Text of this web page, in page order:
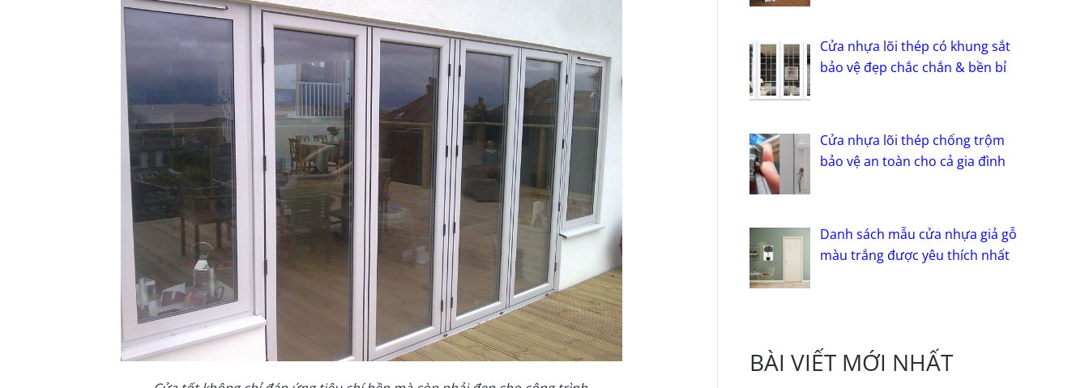
Cửa nhựa lõi thép có khung sắt
bảo vệ đẹp chắc chắn & bền bỉ
Cửa nhựa lõi thép chống trộm
bảo vệ an toàn cho cả gia đình
Danh sách mẫu cửa nhựa giả gỗ
màu trắng được yêu thích nhất
BÀI VIẾT MỚI NHẤT